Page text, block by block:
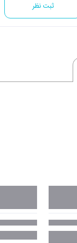
ثبت نظر